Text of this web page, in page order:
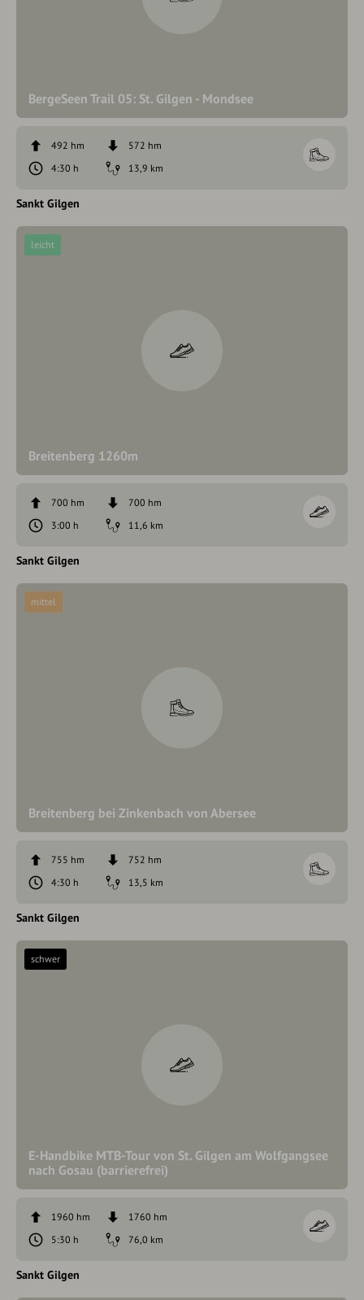
BergeSeen Trail 05: St. Gilgen - Mondsee
492 hm
572 hm
4:30 h
13,9 km
Sankt Gilgen
Breitenberg 1260m
leicht
700 hm
700 hm
3:00 h
11,6 km
Sankt Gilgen
Breitenberg bei Zinkenbach von Abersee
mittel
755 hm
752 hm
4:30 h
13,5 km
Sankt Gilgen
E-Handbike MTB-Tour von St. Gilgen am Wolfgangsee
nach Gosau (barrierefrei)
schwer
1960 hm
1760 hm
5:30 h
76,0 km
Sankt Gilgen